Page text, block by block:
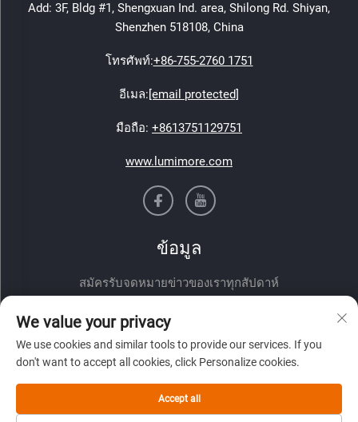
Add: 3F, Bldg #1, Shengxuan Ind. area, Shilong Rd. Shiyan,
Shenzhen 518108, China
โทรศัพท์:+86-755-2760 1751
อีเมล:[email protected]
มือถือ: +8613751129751
www.lumimore.com
ข้อมูล
สมัครรับจดหมายข่าวของเราทุกสัปดาห์
ส่ง
We value your privacy
We use cookies and similar tools to provide our services. If you
don't want to accept all cookies, click Personalize cookies.
Accept all